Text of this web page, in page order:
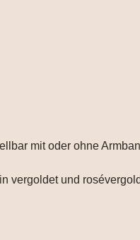
mit oder ohne
vergoldet und